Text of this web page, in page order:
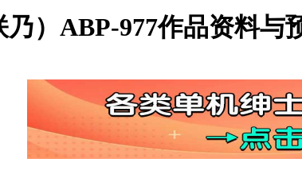
）ABP-977作品资料与